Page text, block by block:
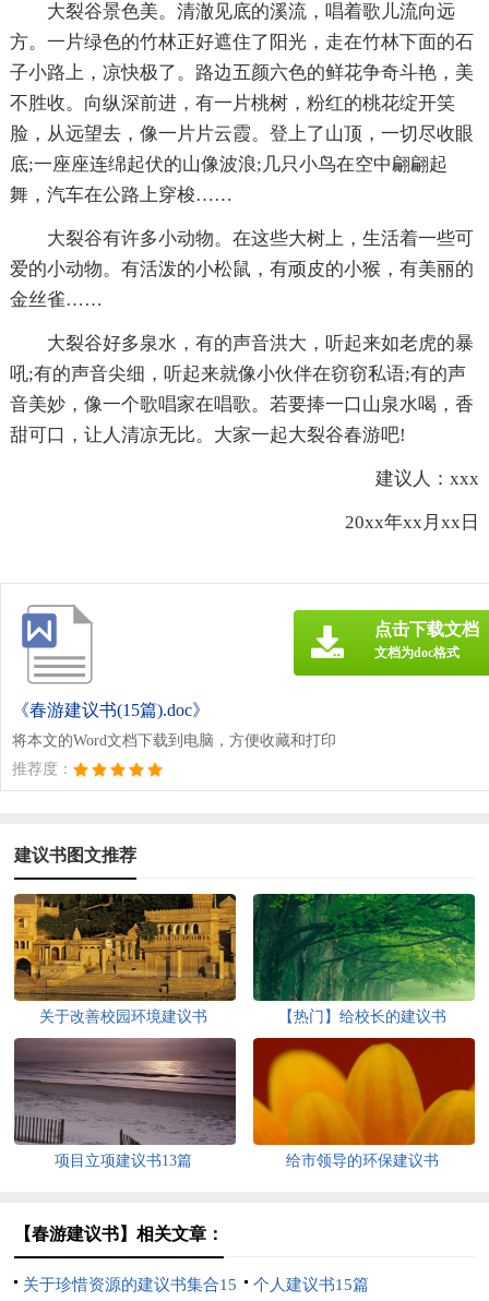
大裂谷景色美。清澈见底的溪流，唱着歌儿流向远
方。一片绿色的竹林正好遮住了阳光，走在竹林下面的石
子小路上，凉快极了。路边五颜六色的鲜花争奇斗艳，美
不胜收。向纵深前进，有一片桃树，粉红的桃花绽开笑
脸，从远望去，像一片片云霞。登上了山顶，一切尽收眼
底;一座座连绵起伏的山像波浪;几只小鸟在空中翩翩起
舞，汽车在公路上穿梭……
大裂谷有许多小动物。在这些大树上，生活着一些可
爱的小动物。有活泼的小松鼠，有顽皮的小猴，有美丽的
金丝雀……
大裂谷好多泉水，有的声音洪大，听起来如老虎的暴
吼;有的声音尖细，听起来就像小伙伴在窃窃私语;有的声
音美妙，像一个歌唱家在唱歌。若要捧一口山泉水喝，香
甜可口，让人清凉无比。大家一起大裂谷春游吧!
建议人：xxx
20xx年xx月xx日
《春游建议书(15篇).doc》
将本文的Word文档下载到电脑，方便收藏和打印
推荐度：
点击下载文档
文档为doc格式
建议书图文推荐
关于改善校园环境建议书 【热门】给校长的建议书
项目立项建议书13篇 给市领导的环保建议书
【春游建议书】相关文章：
关于珍惜资源的建议书集合15 个人建议书15篇